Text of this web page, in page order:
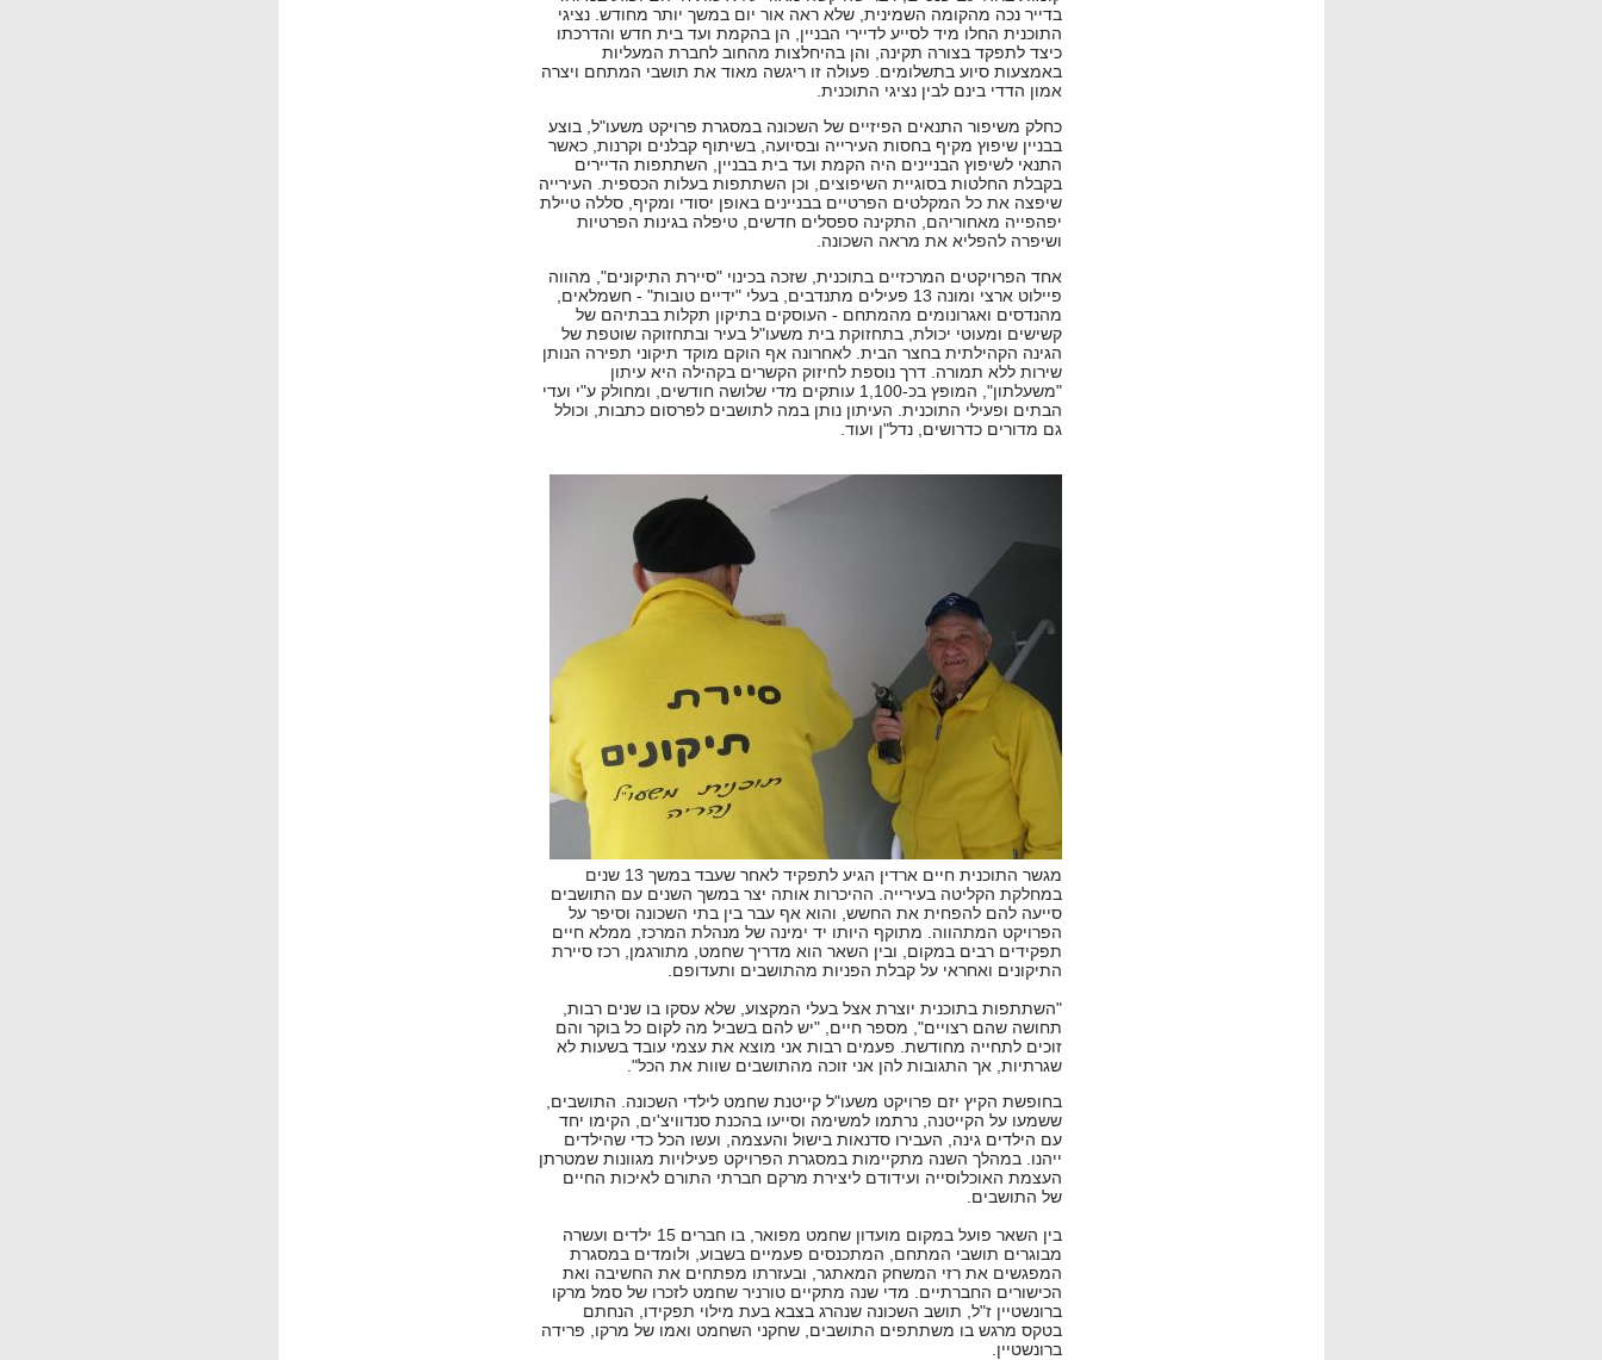
בדייר נכה מהקומה השמינית, שלא ראה אור יום במשך יותר מחודש. נציגי
התוכנית החלו מיד לסייע לדיירי הבניין, הן בהקמת ועד בית חדש והדרכתו
כיצד לתפקד בצורה תקינה, והן בהיחלצות מהחוב לחברת המעליות
באמצעות סיוע בתשלומים. פעולה זו ריגשה מאוד את תושבי המתחם ויצרה
אמון הדדי בינם לבין נציגי התוכנית.
כחלק משיפור התנאים הפיזיים של השכונה במסגרת פרויקט משעו"ל, בוצע
בבניין שיפוץ מקיף בחסות העירייה ובסיועה, בשיתוף קבלנים וקרנות, כאשר
התנאי לשיפוץ הבניינים היה הקמת ועד בית בבניין, השתתפות הדיירים
בקבלת החלטות בסוגיית השיפוצים, וכן השתתפות בעלות הכספית. העירייה
שיפצה את כל המקלטים הפרטיים בבניינים באופן יסודי ומקיף, סללה טיילת
יפהפייה מאחוריהם, התקינה ספסלים חדשים, טיפלה בגינות הפרטיות
ושיפרה להפליא את מראה השכונה.
אחד הפרויקטים המרכזיים בתוכנית, שזכה בכינוי "סיירת התיקונים", מהווה
פיילוט ארצי ומונה 13 פעילים מתנדבים, בעלי "ידיים ט
ובות" - חשמלאים,
מהנדסים ואגרונומים מהמתחם - העוסקים בתיקון תקלות בבתיהם של
קשישים ומעוטי יכולת, בתחזוקת בית משעו"ל בעיר ובתחזוקה שוטפת של
הגינה הקהילתית בחצר הבית. לאחרונה אף הוקם מוקד תיקוני תפירה הנותן
שירות ללא תמורה. דרך נוספת לחיזוק הקשרים בקהילה היא עיתון
"משעלתון", המופץ בכ-1,100 עותקים מדי שלושה חודשים, ומחולק ע"י ועדי
הבתים ופעילי התוכנית. העיתון נותן במה לתושבים לפרסום כתבות, וכולל
גם מדורים כדרושים, נדל"ן ועוד.
מגשר התוכנית חיים ארדין הגיע לתפקיד לאחר שעבד במשך 13 שנים
במחלקת הקליטה בעירייה. ההיכרות אותה יצר במשך השנים עם התושבים
סייעה להם להפחית את החשש, והוא אף עבר בין בתי השכונה וסיפר על
הפרויקט המתהווה. מתוקף היותו יד ימינה של מנהלת המרכז, ממלא חיים
תפקידים רבים במקום, ובין השאר הוא מדריך שחמט, מתורגמן, רכז סיירת
התיקונים ואחראי על קבלת הפניות מהתושבים ותעדופם.
"השתתפות בתוכנית יוצרת אצל בעלי המקצוע, שלא עסקו בו שנים רבות,
תחושה שהם רצויים", מספר חיים, "יש להם בשביל מה לקום כל בוקר והם
זוכים לתחייה מחודשת. פעמים רבות אני מוצא את עצמי עובד בשעות לא
שגרתיות, אך התגובות להן אני זוכה מהתושבים שוות את הכל".
בחופשת הקיץ יזם פרויקט משעו"ל קייטנת שחמט לילדי השכונה. התושבים,
ששמעו על הקייטנה, נרתמו למשימה וסייעו בהכנת סנדוויצ'ים, הקימו יחד
עם הילדים גינה, העבירו סדנאות בישול והעצמה, ועשו הכל כדי שהילדים
ייהנו. במהלך השנה מתקיימות במסגרת הפרויקט פעילויות מגוונות שמטרתן
העצמת האוכלוסייה ועידודם ליצירת מרקם חברתי התורם לאיכות החיים
של התושבים.
בין השאר פועל במקום מועדון שחמט מפואר, בו חברים 15 ילדים ועשרה
מבוגרים תושבי המתחם, המתכנסים פעמיים בשבוע, ולומדים במסגרת
המפגשים את רזי המשחק המאתגר, ובעזרתו מפתחים את החשיבה ואת
הכישורים החברתיים. מדי שנה מתקיים טורניר שחמט לזכרו של סמל מרקו
ברונשטיין ז"ל, תושב השכונה שנהרג בצבא בעת מילוי תפקידו, הנחתם
בטקס מרגש בו משתתפים התושבים, שחקני השחמט ואמו של מרקו, פרידה
ברונשטיין.